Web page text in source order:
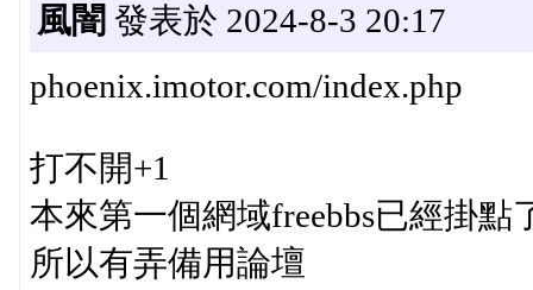
風闇 發表於 2024-8-3 20:17
phoenix.imotor.com/index.php
打不開+1
本來第一個網域freebbs已經掛點
所以有弄備用論壇